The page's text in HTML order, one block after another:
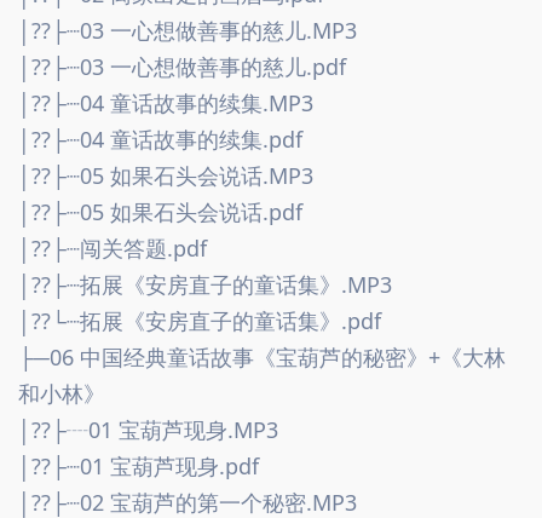
│??├┈03 一心想做善事的慈儿.MP3
│??├┈03 一心想做善事的慈儿.pdf
│??├┈04 童话故事的续集.MP3
│??├┈04 童话故事的续集.pdf
│??├┈05 如果石头会说话.MP3
│??├┈05 如果石头会说话.pdf
│??├┈闯关答题.pdf
│??├┈拓展《安房直子的童话集》.MP3
│??└┈拓展《安房直子的童话集》.pdf
├─06 中国经典童话故事《宝葫芦的秘密》+《大林
和小林》
│??├┈01 宝葫芦现身.MP3
│??├┈01 宝葫芦现身.pdf
│??├┈02 宝葫芦的第一个秘密.MP3